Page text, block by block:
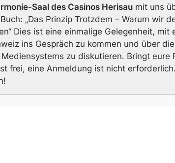
Saal des Casinos Herisau mit uns
„Das Prinzip Trotzdem – Warum wir
Dies ist eine einmalige Gelegenheit, mit
ins Gespräch zu kommen und über die
zu diskutieren. Bringt eure
frei, eine Anmeldung ist nicht erforderlich.